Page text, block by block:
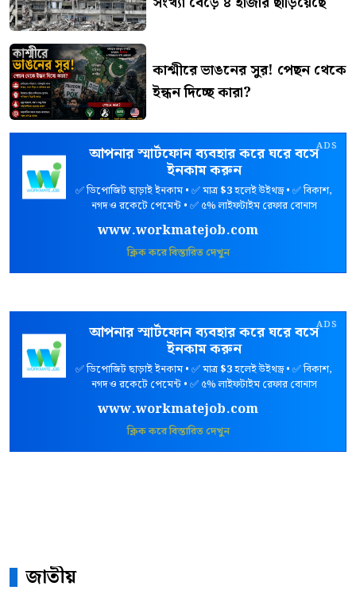
কাশ্মীরে ভাঙনের সুর! পেছন থেকে
ইন্ধন দিচ্ছে কারা?
ADS
আপনার স্মার্টফোন ব্যবহার করে ঘরে বসে
ইনকাম করুন
✅ ডিপোজিট ছাড়াই ইনকাম • ✅ মাত্র$3হলেই উইথড্র • ✅ বিকাশ,
নগদ ও রকেটে পেমেন্ট • ✅ ৫% লাইফটাইম রেফার বোনাস
www.workmatejob.com
ক্লিক করে বিস্তারিত দেখুন
ADS
আপনার স্মার্টফোন ব্যবহার করে ঘরে বসে
ইনকাম করুন
✅ ডিপোজিট ছাড়াই ইনকাম • ✅ মাত্র$3হলেই উইথড্র • ✅ বিকাশ,
নগদ ও রকেটে পেমেন্ট • ✅ ৫% লাইফটাইম রেফার বোনাস
www.workmatejob.com
ক্লিক করে বিস্তারিত দেখুন
জাতীয়